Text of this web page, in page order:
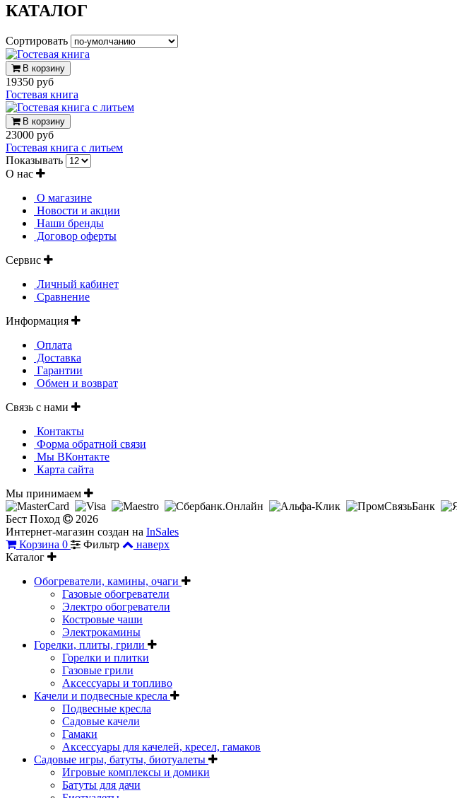
КАТАЛОГ
Сортировать
В корзину
19350 руб
Гостевая книга
В корзину
23000 руб
Гостевая книга с литьем
Показывать
О нас
О магазине
Новости и акции
Наши бренды
Договор оферты
Сервис
Личный кабинет
Сравнение
Информация
Оплата
Доставка
Гарантии
Обмен и возврат
Связь с нами
Контакты
Форма обратной связи
Мы ВКонтакте
Карта сайта
Мы принимаем
Бест Поход
2026
Интернет-магазин создан на InSales
Корзина 0 Фильтр
наверх
Каталог
Обогреватели, камины, очаги
Газовые обогреватели
Электро обогреватели
Костровые чаши
Электрокамины
Горелки, плиты, грили
Горелки и плитки
Газовые грили
Аксессуары и топливо
Качели и подвесные кресла
Подвесные кресла
Садовые качели
Гамаки
Аксессуары для качелей, кресел, гамаков
Садовые игры, батуты, биотуалеты
Игровые комплексы и домики
Батуты для дачи